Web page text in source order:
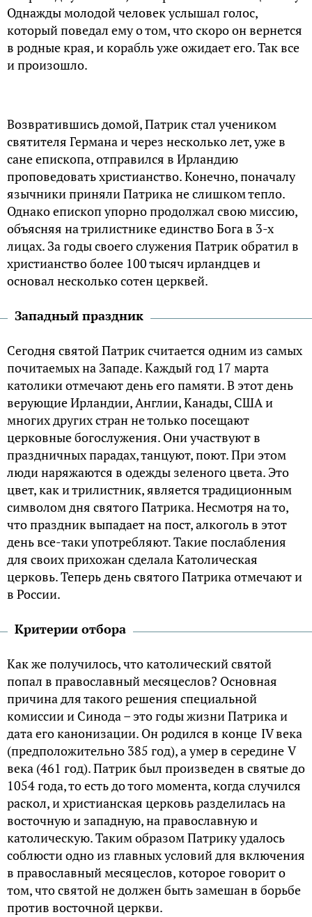
Однажды молодой человек услышал голос,
который поведал ему о том, что скоро он вернется
в родные края, и корабль уже ожидает его. Так все
и произошло.
Возвратившись домой, Патрик стал учеником
святителя Германа и через несколько лет, уже в
сане епископа, отправился в Ирландию
проповедовать христианство. Конечно, поначалу
язычники приняли Патрика не слишком тепло.
Однако епископ упорно продолжал свою миссию,
объясняя на трилистнике единство Бога в 3-х
лицах. За годы своего служения Патрик обратил в
христианство более 100 тысяч ирландцев и
основал несколько сотен церквей.
Западный праздник
Сегодня святой Патрик считается одним из самых
почитаемых на Западе. Каждый год 17 марта
католики отмечают день его памяти. В этот день
верующие Ирландии, Англии, Канады, США и
многих других стран не только посещают
церковные богослужения. Они участвуют в
праздничных парадах, танцуют, поют. При этом
люди наряжаются в одежды зеленого цвета. Это
цвет, как и трилистник, является традиционным
символом дня святого Патрика. Несмотря на то,
что праздник выпадает на пост, алкоголь в этот
день все-таки употребляют. Такие послабления
для своих прихожан сделала Католическая
церковь. Теперь день святого Патрика отмечают и
в России.
Критерии отбора
Как же получилось, что католический святой
попал в православный месяцеслов? Основная
причина для такого решения специальной
комиссии и Синода – это годы жизни Патрика и
дата его канонизации. Он родился в конце IV века
(предположительно 385 год), а умер в середине V
века (461 год). Патрик был произведен в святые до
1054 года, то есть до того момента, когда случился
раскол, и христианская церковь разделилась на
восточную и западную, на православную и
католическую. Таким образом Патрику удалось
соблюсти одно из главных условий для включения
в православный месяцеслов, которое говорит о
том, что святой не должен быть замешан в борьбе
против восточной церкви.